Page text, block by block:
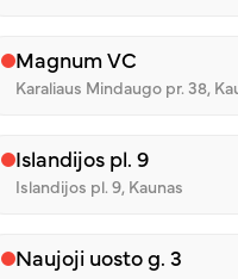
Administracija
+370 640 60423
Konstitucijos pr. 18B,
Magnum VC
Karaliaus Mindaugo pr. 38,
Islandijos pl. 9
Islandijos pl. 9, Kaunas
Naujoji uosto g. 3